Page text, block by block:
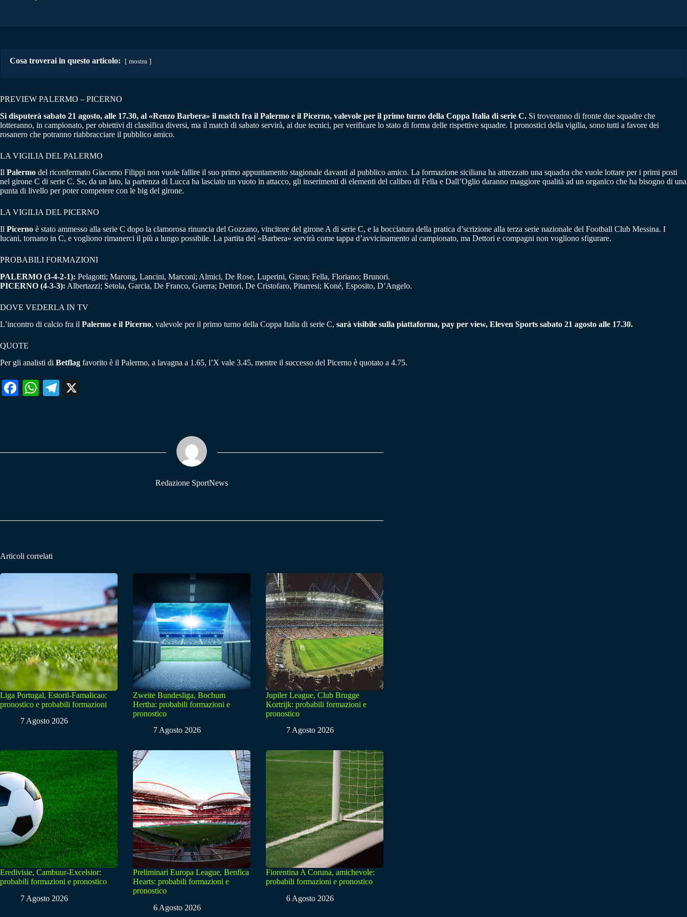
Cosa troverai in questo articolo: mostra
PREVIEW PALERMO – PICERNO
Si disputerà sabato 21 agosto, alle 17.30, al «Renzo Barbera» il match fra il Palermo e il Picerno, valevole per il primo turno della Coppa Italia di serie C. Si troveranno di fronte due squadre che
lotteranno, in campionato, per obiettivi di classifica diversi, ma il match di sabato servirà, ai due tecnici, per verificare lo stato di forma delle rispettive squadre. I pronostici della vigilia, sono tutti a favore dei
rosanero che potranno riabbracciare il pubblico amico.
LA VIGILIA DEL PALERMO
Il Palermo del riconfermato Giacomo Filippi non vuole fallire il suo primo appuntamento stagionale davanti al pubblico amico. La formazione siciliana ha attrezzato una squadra che vuole lottare per i primi posti
nel girone C di serie C. Se, da un lato, la partenza di Lucca ha lasciato un vuoto in attacco, gli inserimenti di elementi del calibro di Fella e Dall’Oglio daranno maggiore qualità ad un organico che ha bisogno di una
punta di livello per poter competere con le big del girone.
LA VIGILIA DEL PICERNO
Il Picerno è stato ammesso alla serie C dopo la clamorosa rinuncia del Gozzano, vincitore del girone A di serie C, e la bocciatura della pratica d’scrizione alla terza serie nazionale del Football Club Messina. I
lucani, tornano in C, e vogliono rimanerci il più a lungo possibile. La partita del «Barbera» servirà come tappa d’avvicinamento al campionato, ma Dettori e compagni non vogliono sfigurare.
PROBABILI FORMAZIONI
PALERMO (3-4-2-1): Pelagotti; Marong, Lancini, Marconi; Almici, De Rose, Luperini, Giron; Fella, Floriano; Brunori.
PICERNO (4-3-3): Albertazzi; Setola, Garcia, De Franco, Guerra; Dettori, De Cristofaro, Pitarresi; Koné, Esposito, D’Angelo.
DOVE VEDERLA IN TV
L’incontro di calcio fra il Palermo e il Picerno, valevole per il primo turno della Coppa Italia di serie C, sarà visibile sulla piattaforma, pay per view, Eleven Sports sabato 21 agosto alle 17.30.
QUOTE
Per gli analisti di Betflag favorito è il Palermo, a lavagna a 1.65, l’X vale 3.45, mentre il successo del Picerno è quotato a 4.75.
Fa W
pp
Te
m
Redazione SportNews
Articoli correlati
Liga Portugal, Estoril-Famalicao:
pronostico e probabili formazioni
7 Agosto 2026
Zweite Bundesliga, Bochum
Hertha: probabili formazioni e
pronostico
7 Agosto 2026
Jupiler League, Club Brugge
Kortrijk: probabili formazioni e
pronostico
7 Agosto 2026
Eredivisie, Cambuur-Excelsior:
probabili formazioni e pronostico
7 Agosto 2026
Preliminari Europa League, Benfica
Hearts: probabili formazioni e
pronostico
6 Agosto 2026
Fiorentina A Coruna, amichevole:
probabili formazioni e pronostico
6 Agosto 2026